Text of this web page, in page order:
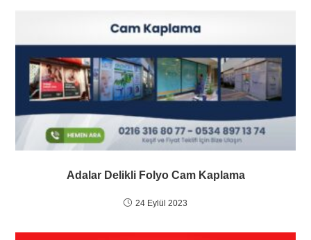
Adalar Delikli Folyo Cam Kaplama
24 Eylül 2023